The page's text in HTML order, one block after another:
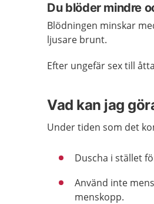
Du blöder mindre
Blödningen minskar
ljusare brunt.
Efter ungefär sex till
Vad kan jag
Under tiden som det
Duscha i stället
Använd inte
menskopp.